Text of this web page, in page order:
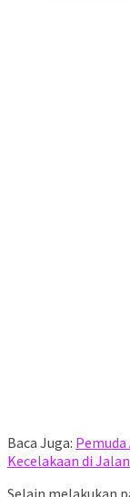
Baca Juga:
Kecelakaan di
Selain melakukan